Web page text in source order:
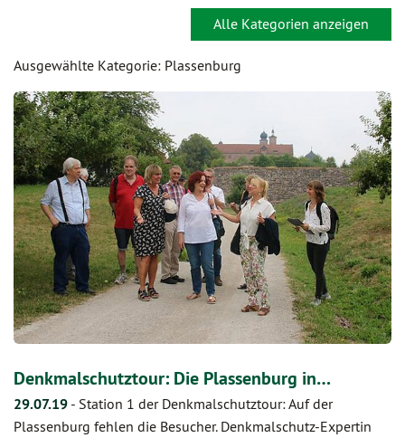
Alle Kategorien anzeigen
Ausgewählte Kategorie: Plassenburg
Denkmalschutztour: Die Plassenburg in…
29.07.19 - Station 1 der Denkmalschutztour: Auf der
Plassenburg fehlen die Besucher. Denkmalschutz-Expertin